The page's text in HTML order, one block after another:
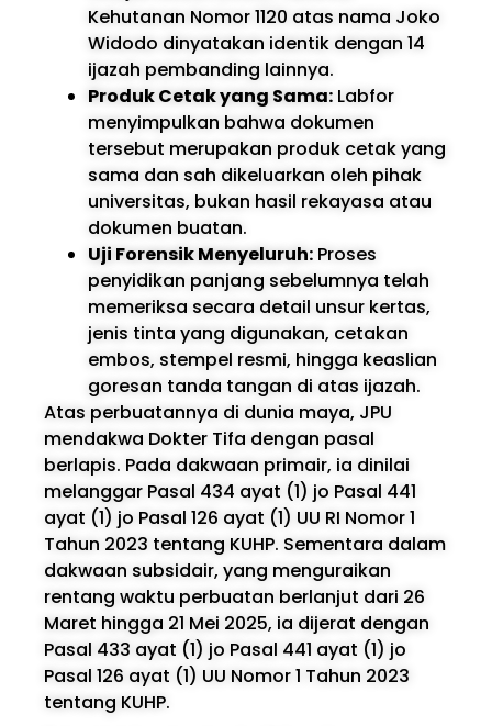
Kehutanan Nomor 1120 atas nama Joko
Widodo dinyatakan identik dengan 14
ijazah pembanding lainnya.
Produk Cetak yang Sama: Labfor
menyimpulkan bahwa dokumen
tersebut merupakan produk cetak yang
sama dan sah dikeluarkan oleh pihak
universitas, bukan hasil rekayasa atau
dokumen buatan.
Uji Forensik Menyeluruh: Proses
penyidikan panjang sebelumnya telah
memeriksa secara detail unsur kertas,
jenis tinta yang digunakan, cetakan
embos, stempel resmi, hingga keaslian
goresan tanda tangan di atas ijazah.
Atas perbuatannya di dunia maya, JPU
mendakwa Dokter Tifa dengan pasal
berlapis. Pada dakwaan primair, ia dinilai
melanggar Pasal 434 ayat (1) jo Pasal 441
ayat (1) jo Pasal 126 ayat (1) UU RI Nomor 1
Tahun 2023 tentang KUHP. Sementara dalam
dakwaan subsidair, yang menguraikan
rentang waktu perbuatan berlanjut dari 26
Maret hingga 21 Mei 2025, ia dijerat dengan
Pasal 433 ayat (1) jo Pasal 441 ayat (1) jo
Pasal 126 ayat (1) UU Nomor 1 Tahun 2023
tentang KUHP.